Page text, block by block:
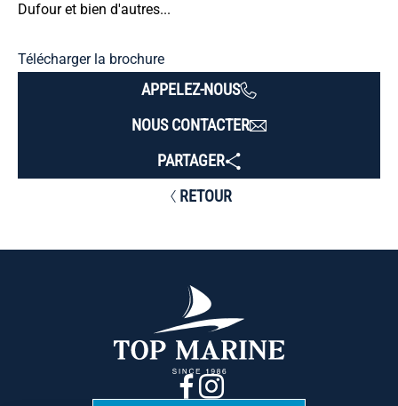
Dufour et bien d'autres...
Télécharger la brochure
RETOUR
APPELEZ-NOUS
NOUS CONTACTER
PARTAGER